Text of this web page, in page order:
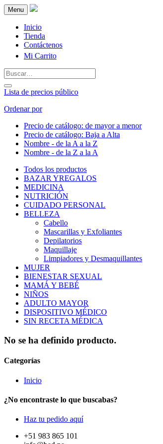
Menu
Inicio
Tienda
Contáctenos
Mi Carrito
Lista de precios público
Ordenar por
Precio de catálogo: de mayor a menor
Precio de catálogo: Baja a Alta
Nombre - de la A a la Z
Nombre - de la Z a la A
Todos los productos
BAZAR YREGALOS
MEDICINA
NUTRICIÓN
CUIDADO PERSONAL
BELLEZA
Cabello
Mascarillas y Exfoliantes
Depilatorios
Maquillaje
Limpiadores y Desmaquillantes
MUJER
BIENESTAR SEXUAL
MAMÁ Y BEBÉ
NIÑOS
ADULTO MAYOR
DISPOSITIVO MÉDICO
SIN RECETA MÉDICA
No se ha definido producto.
Categorías
Inicio
¿No encontraste lo que buscabas?
Haz tu pedido aquí
+51 983 865 101